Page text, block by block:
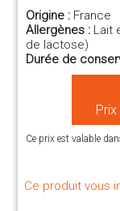
Origine : France
Allergènes : Lait
de lactose)
Durée de
Ce prix est valable
Ce produit vous